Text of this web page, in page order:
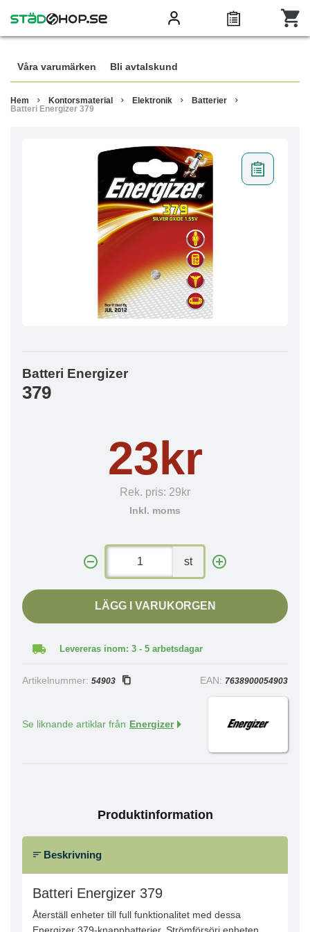
Våra varumärken Bli avtalskund
Hem Kontorsmaterial Elektronik
Batterier
Batteri Energizer 379
Batteri Energizer
379
23kr
Rek. pris: 29kr
Inkl. moms
st
LÄGG I VARUKORGEN
Levereras inom: 3 - 5 arbetsdagar
Artikelnummer: 54903 EAN: 7638900054903
Se liknande artiklar från Energizer
Produktinformation
Beskrivning
Batteri Energizer 379
Återställ enheter till full funktionalitet med dessa